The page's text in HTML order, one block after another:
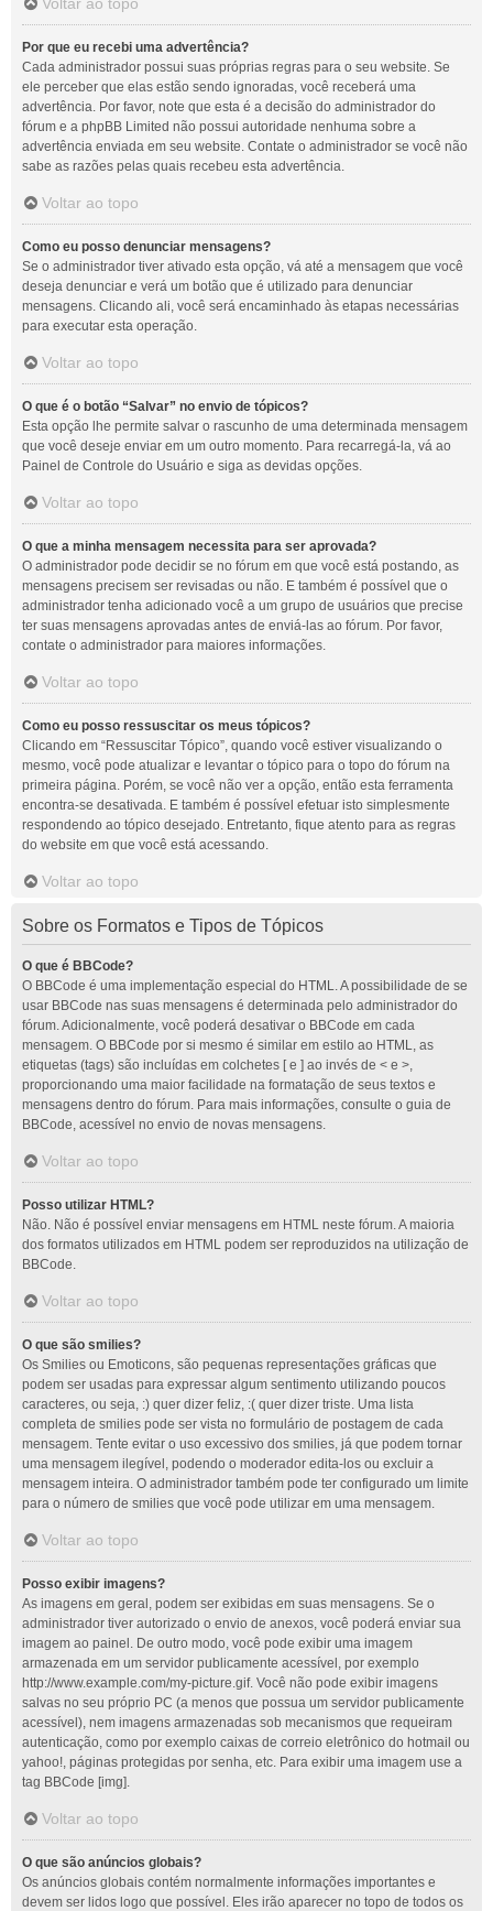
Por que eu recebi uma advertência?
Cada administrador possui suas próprias regras para o seu website. Se
ele perceber que elas estão sendo ignoradas, você receberá uma
advertência. Por favor, note que esta é a decisão do administrador do
fórum e a phpBB Limited não possui autoridade nenhuma sobre a
advertência enviada em seu website. Contate o administrador se você não
sabe as razões pelas quais recebeu esta advertência.
Voltar ao topo
Como eu posso denunciar mensagens?
Se o administrador tiver ativado esta opção, vá até a mensagem que você
deseja denunciar e verá um botão que é utilizado para denunciar
mensagens. Clicando ali, você será encaminhado às etapas necessárias
para executar esta operação.
Voltar ao topo
O que é o botão “Salvar” no envio de tópicos?
Esta opção lhe permite salvar o rascunho de uma determinada mensagem
que você deseje enviar em um outro momento. Para recarregá-la, vá ao
Painel de Controle do Usuário e siga as devidas opções.
Voltar ao topo
O que a minha mensagem necessita para ser aprovada?
O administrador pode decidir se no fórum em que você está postando, as
mensagens precisem ser revisadas ou não. E também é possível que o
administrador tenha adicionado você a um grupo de usuários que precise
ter suas mensagens aprovadas antes de enviá-las ao fórum. Por favor,
contate o administrador para maiores informações.
Voltar ao topo
Como eu posso ressuscitar os meus tópicos?
Clicando em “Ressuscitar Tópico”, quando você estiver visualizando o
mesmo, você pode atualizar e levantar o tópico para o topo do fórum na
primeira página. Porém, se você não ver a opção, então esta ferramenta
encontra-se desativada. E também é possível efetuar isto simplesmente
respondendo ao tópico desejado. Entretanto, fique atento para as regras
do website em que você está acessando.
Voltar ao topo
Sobre os Formatos e Tipos de Tópicos
O que é BBCode?
O BBCode é uma implementação especial do HTML. A possibilidade de se
usar BBCode nas suas mensagens é determinada pelo administrador do
fórum. Adicionalmente, você poderá desativar o BBCode em cada
mensagem. O BBCode por si mesmo é similar em estilo ao HTML, as
etiquetas (tags) são incluídas em colchetes [ e ] ao invés de < e >,
proporcionando uma maior facilidade na formatação de seus textos e
mensagens dentro do fórum. Para mais informações, consulte o guia de
BBCode, acessível no envio de novas mensagens.
Voltar ao topo
Posso utilizar HTML?
Não. Não é possível enviar mensagens em HTML neste fórum. A maioria
dos formatos utilizados em HTML podem ser reproduzidos na utilização de
BBCode.
Voltar ao topo
O que são smilies?
Os Smilies ou Emoticons, são pequenas representações gráficas que
podem ser usadas para expressar algum sentimento utilizando poucos
caracteres, ou seja, :) quer dizer feliz, :( quer dizer triste. Uma lista
completa de smilies pode ser vista no formulário de postagem de cada
mensagem. Tente evitar o uso excessivo dos smilies, já que podem tornar
uma mensagem ilegível, podendo o moderador edita-los ou excluir a
mensagem inteira. O administrador também pode ter configurado um limite
para o número de smilies que você pode utilizar em uma mensagem.
Voltar ao topo
Posso exibir imagens?
As imagens em geral, podem ser exibidas em suas mensagens. Se o
administrador tiver autorizado o envio de anexos, você poderá enviar sua
imagem ao painel. De outro modo, você pode exibir uma imagem
armazenada em um servidor publicamente acessível, por exemplo
http://www.example.com/my-picture.gif. Você não pode exibir imagens
salvas no seu próprio PC (a menos que possua um servidor publicamente
acessível), nem imagens armazenadas sob mecanismos que requeiram
autenticação, como por exemplo caixas de correio eletrônico do hotmail ou
yahoo!, páginas protegidas por senha, etc. Para exibir uma imagem use a
tag BBCode [img].
Voltar ao topo
O que são anúncios globais?
Os anúncios globais contém normalmente informações importantes e
devem ser lidos logo que possível. Eles irão aparecer no topo de todos os